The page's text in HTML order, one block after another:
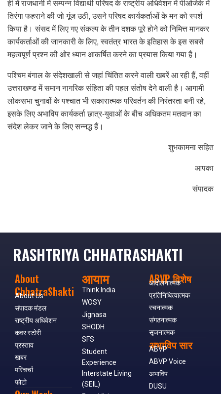
ही में राजधानी में सम्पन्न विद्यार्थी परिषद के राष्ट्रीय अधिवेशन में पीओजेके में
तिरंगा फहराने की जो गूंज उठी, उसने परिषद कार्यकर्ताओं के मन को स्पर्श
किया है। संसद में लिए गए संकल्प के तीन दशक पूरे होने को निमित्त मानकर
कार्यकर्ताओं की जानकारी के लिए, स्वतंत्र भारत के इतिहास के इस सबसे
महत्वपूर्ण प्रश्न की ओर ध्यान आकर्षित करने का प्रयास किया गया है।
पश्चिम बंगाल के संदेशखाली से जहां चिंतित करने वाली खबरें आ रही हैं, वहीं
उत्तराखण्ड में समान नागरिक संहिता की पहल संतोष देने वाली है। आगामी
लोकसभा चुनावों के पश्चात भी सकारात्मक परिवर्तन की निरंतरता बनी रहे,
इसके लिए अभाविप कार्यकर्ता छात्र-युवाओं के बीच अधिकतम मतदान का
संदेश लेकर जाने के लिए सन्नद्ध हैं।
शुभकामना सहित
आपका
संपादक
RASHTRIYA CHHATRASHAKTI
About
ChhatraShakti
About Us
संपादक मंडल
राष्ट्रीय अधिवेशन
कवर स्टोरी
प्रस्ताव
खबर
परिचर्चा
फोटो
आयाम
Think India
WOSY
Jignasa
SHODH
SFS
Student
Experience
Interstate Living
(SEIL)
ABVP विशेष
आंदोलनात्मक
प्रतिनिधित्वात्मक
रचनात्मक
संगठनात्मक
सृजनात्मक
अभाविप सार
ABVP
ABVP Voice
अभाविप
DUSU